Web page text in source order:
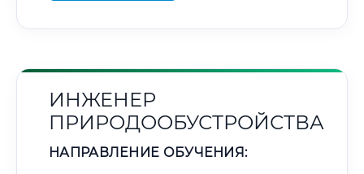
ИНЖЕНЕР
ПРИРОДООБУСТРОЙСТВА
НАПРАВЛЕНИЕ ОБУЧЕНИЯ: